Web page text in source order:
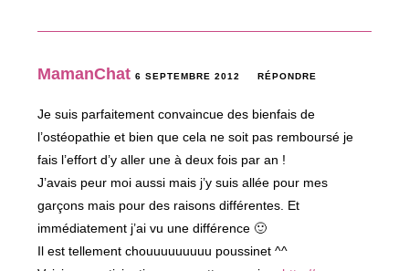
MamanChat 6 SEPTEMBRE 2012 RÉPONDRE
Je suis parfaitement convaincue des bienfais de
l’ostéopathie et bien que cela ne soit pas remboursé je
fais l’effort d’y aller une à deux fois par an !
J’avais peur moi aussi mais j’y suis allée pour mes
garçons mais pour des raisons différentes. Et
immédiatement j’ai vu une différence 🙂
Il est tellement chouuuuuuuuu poussinet ^^